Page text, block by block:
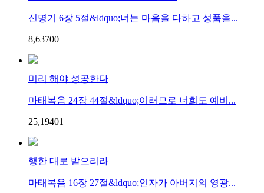
신명기 6장 5절&ldquo;너는 마음을 다하고 성품을...
8,63700
미리 해야 성공한다
마태복음 24장 44절&ldquo;이러므로 너희도 예비...
25,19401
행한 대로 받으리라
마태복음 16장 27절&ldquo;인자가 아버지의 영광...